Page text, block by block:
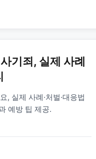
기죄, 실제 사례
, 실제 사례·처벌·대응법
예방 팁 제공.